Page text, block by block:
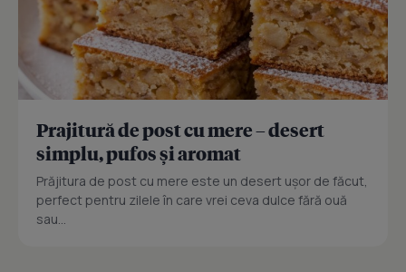
Prajitură de post cu mere – desert
simplu, pufos și aromat
Prăjitura de post cu mere este un desert ușor de făcut,
perfect pentru zilele în care vrei ceva dulce fără ouă
sau...